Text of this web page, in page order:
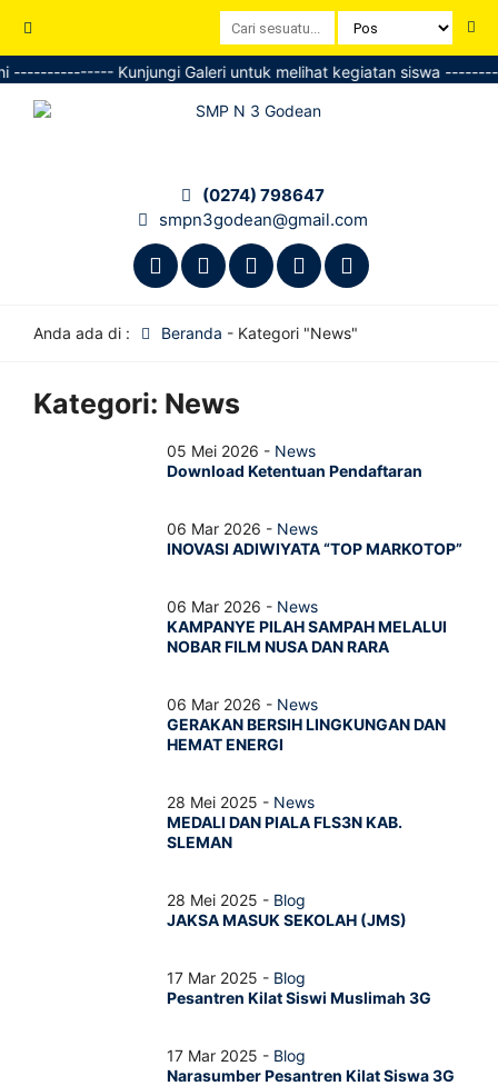
Kunjungi Galeri untuk melihat kegiatan siswa
(0274) 798647
smpn3godean@gmail.com
Anda ada di : Beranda - Kategori "News"
Kategori: News
05 Mei 2026 - News
Download Ketentuan Pendaftaran
06 Mar 2026 - News
INOVASI ADIWIYATA “TOP MARKOTOP”
06 Mar 2026 - News
KAMPANYE PILAH SAMPAH MELALUI
NOBAR FILM NUSA DAN RARA
06 Mar 2026 - News
GERAKAN BERSIH LINGKUNGAN DAN
HEMAT ENERGI
28 Mei 2025 - News
MEDALI DAN PIALA FLS3N KAB.
SLEMAN
28 Mei 2025 - Blog
JAKSA MASUK SEKOLAH (JMS)
17 Mar 2025 - Blog
Pesantren Kilat Siswi Muslimah 3G
17 Mar 2025 - Blog
Narasumber Pesantren Kilat Siswa 3G